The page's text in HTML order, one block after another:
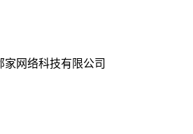
家网络科技有限公司